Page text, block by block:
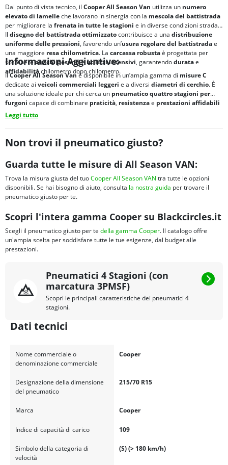
Dal punto di vista tecnico, il Cooper All Season Van utilizza un numero
elevato di lamelleche lavorano in sinergia con la mescola del battistrada
per migliorare la frenata in tutte le stagioni e in diverse condizioni stradali.
Il disegno del battistrada ottimizzatocontribuisce a una distribuzione
uniforme delle pressioni, favorendo un’usura regolare del battistradae
una maggiore resa chilometrica. La carcassa robustaè progettata per
sostenerecarichi pesantieutilizzi intensivi, garantendoduratae
affidabilitàchilometro dopo chilometro.
Informazioni Aggiuntive:
IlCooper All Season Vanè disponibile in un’ampia gamma di misure C
dedicate ai veicoli commerciali leggeri e a diversi diametri di cerchio. È
una soluzione ideale per chi cerca un pneumatico quattro stagioni per
furgoni capace di combinare praticità, resistenzae prestazioni affidabili
durante tutto l’anno lavorativo
Leggi tutto
Non trovi il pneumatico giusto?
Guarda tutte le misure di All Season VAN:
Trova la misura giusta del tuoCooper All Season VAN tra tutte le opzioni
disponibili. Se hai bisogno di aiuto, consulta la nostra guida per trovare il
pneumatico giusto per te.
Scopri l'intera gamma Cooper su Blackcircles.it
Scegli il pneumatico giusto per te della gamma Cooper. Il catalogo offre
un'ampia scelta per soddisfare tutte le tue esigenze, dal budget alle
prestazioni.
Pneumatici 4 Stagioni (con
marcatura 3PMSF)
Scopri le principali caratteristiche dei pneumatici 4
stagioni.
Dati tecnici
Nome commerciale o
denominazione commerciale
Cooper
Designazione della dimensione
del pneumatico
215/70 R15
Marca Cooper
Indice di capacità di carico 109
Simbolo della categoria di
velocità
(S) (> 180 km/h)